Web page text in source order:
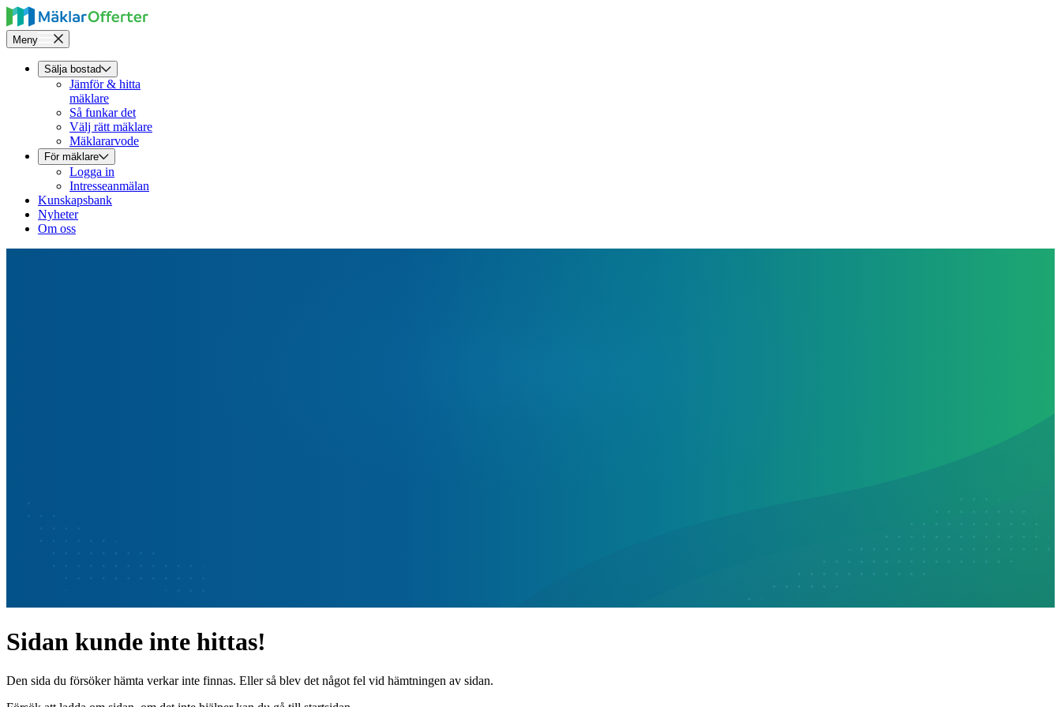
Meny
Sälja bostad
Jämför & hitta
mäklare
Så funkar det
Välj rätt mäklare
Mäklararvode
För mäklare
Logga in
Intresseanmälan
Kunskapsbank
Nyheter
Om oss
Sidan kunde inte hittas!
Den sida du försöker hämta verkar inte finnas. Eller så blev det något fel vid hämtningen av sidan.